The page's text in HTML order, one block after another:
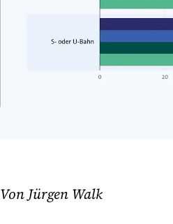
Von Jürgen Walk